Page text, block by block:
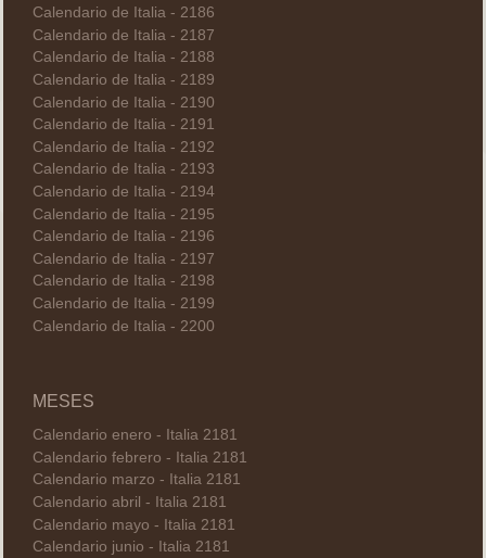
Calendario de Italia - 2186
Calendario de Italia - 2187
Calendario de Italia - 2188
Calendario de Italia - 2189
Calendario de Italia - 2190
Calendario de Italia - 2191
Calendario de Italia - 2192
Calendario de Italia - 2193
Calendario de Italia - 2194
Calendario de Italia - 2195
Calendario de Italia - 2196
Calendario de Italia - 2197
Calendario de Italia - 2198
Calendario de Italia - 2199
Calendario de Italia - 2200
MESES
Calendario enero - Italia 2181
Calendario febrero - Italia 2181
Calendario marzo - Italia 2181
Calendario abril - Italia 2181
Calendario mayo - Italia 2181
Calendario junio - Italia 2181